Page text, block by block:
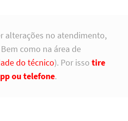
alterações no atendimento,
como na área de
do técnico). Por isso tire
ou telefone.